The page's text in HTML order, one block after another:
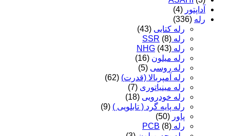
آداپتور (4)
رله (336)
رله کتابی (43)
رله SSR (8)
رله NHG (43)
رله میلون (16)
رله روسی (5)
رله آمپربالا (قدرت) (62)
رله مینیاتوری (7)
رله خودرویی (18)
رله پایه گرد ( تابلویی ) (9)
پاور (50)
رله PCB (8)